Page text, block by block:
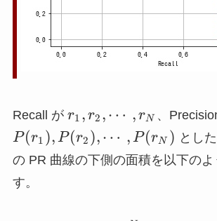
Recall が r_1,
r_2,
\cdots,
r_N
r1 ,r2 ,⋯ ,rN 、
P(r1 ),P (r2 ),⋯ ,P (rN ) とし
の PR 曲線の下側の面積を以下のよ
す。